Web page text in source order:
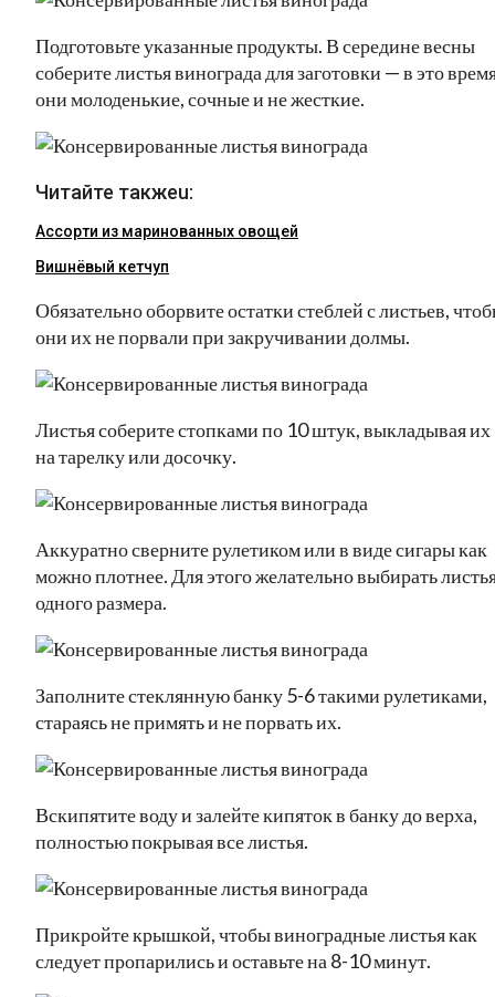
Подготовьте указанные продукты. В середине весны
соберите листья винограда для заготовки — в это
они молоденькие, сочные и не жесткие.
Читайте такжеu:
Ассорти из маринованных овощей
Вишнёвый кетчуп
Обязательно оборвите остатки стеблей с листьев,
они их не порвали при закручивании долмы.
Листья соберите стопками по 10 штук, выкладывая их
на тарелку или досочку.
Аккуратно сверните рулетиком или в виде сигары как
можно плотнее. Для этого желательно выбирать
одного размера.
Заполните стеклянную банку 5-6 такими рулетиками,
стараясь не примять и не порвать их.
Вскипятите воду и залейте кипяток в банку до верха,
полностью покрывая все листья.
Прикройте крышкой, чтобы виноградные листья как
следует пропарились и оставьте на 8-10 минут.